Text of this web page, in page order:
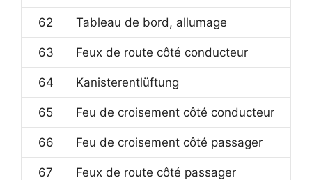
62 Tableau de bord, allumage
63 Feux de route côté conducteur
64 Kanisterentlüftung
65 Feu de croisement côté conducteur
66 Feu de croisement côté passager
67 Feux de route côté passager